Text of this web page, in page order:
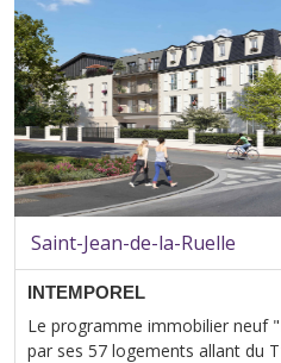
Saint-Jean-de-la-Ruelle
INTEMPOREL
Le programme immobilier neuf
par ses 57 logements allant du